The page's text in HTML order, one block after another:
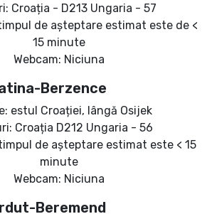
Croația - D213 Ungaria - 57
de așteptare estimat este de <
15 minute
Webcam: Niciuna
Berzence
estul Croației, lângă Osijek
Croația D212 Ungaria - 56
de așteptare estimat este < 15
minute
Webcam: Niciuna
Beremend